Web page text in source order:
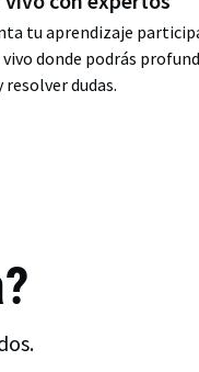
tu aprendizaje
vivo donde podrás
dudas.